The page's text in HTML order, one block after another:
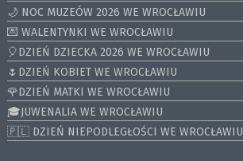
🌙 NOC MUZEÓW 2026 WE WROCŁAWIU
💌 WALENTYNKI WE WROCŁAWIU
🎈DZIEŃ DZIECKA 2026 WE WROCŁAWIU
🌷DZIEŃ KOBIET WE WROCŁAWIU
🌹DZIEŃ MATKI WE WROCŁAWIU
🎓JUWENALIA WE WROCŁAWIU
🇵🇱 DZIEŃ NIEPODLEGŁOŚCI WE WROCŁAWIU